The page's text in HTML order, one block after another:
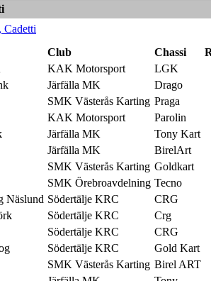
Cadetti
Club Chassi
KAK Motorsport
LGK
Järfälla MK
Drago
SMK Västerås Karting Praga
KAK Motorsport
Parolin
Järfälla MK
Tony Kart
Järfälla MK
BirelArt
SMK Västerås Karting Goldkart
SMK Örebroavdelning Tecno
Näslund Södertälje KRC
CRG
Södertälje KRC
Crg
Södertälje KRC
CRG
Södertälje KRC
Gold Kart
SMK Västerås Karting Birel ART